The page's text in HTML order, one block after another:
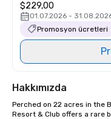
$229,00
01.07.2026 -
Promosyon ücretleri
Hakkımızda
Perched on 22 acres in the
Resort & Club offers a rare